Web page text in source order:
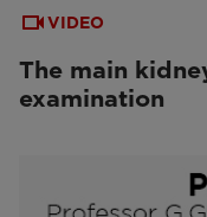
VIDEO
The main
examination